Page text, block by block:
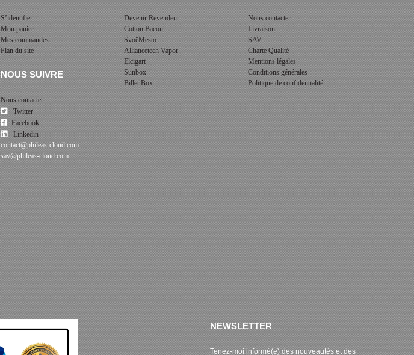
S’identifier
Mon panier
Mes commandes
Plan du site
NOUS SUIVRE
Nous contacter
Twitter
Facebook
Linkedin
contact@phileas-cloud.com
sav@phileas-cloud.com
Devenir Revendeur
Cotton Bacon
SvoëMesto
Alliancetech Vapor
Elcigart
Sunbox
Billet Box
Nous contacter
Livraison
SAV
Charte Qualité
Mentions légales
Conditions générales
Politique de confidentialité
NEWSLETTER
Tenez-moi informé(e) des nouveautés et des